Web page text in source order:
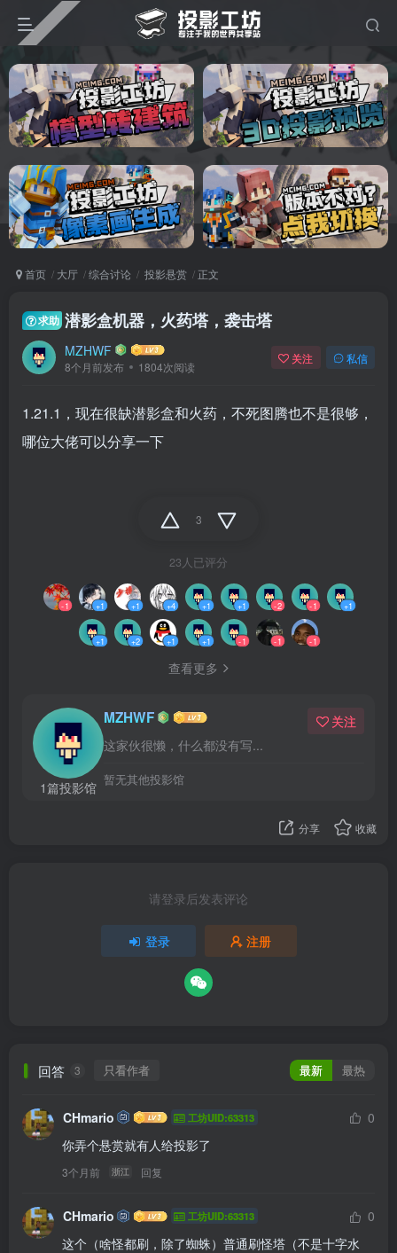
首页 大厅 综合讨论 投影悬赏 正文
求助 潜影盒机器，火药塔，袭击塔
MZHWF
8个月前发布 1804次阅读
关注 私信
1.21.1，现在很缺潜影盒和火药，不死图腾也不是很够，
哪位大佬可以分享一下
3
23人已评分
-1 +1 +1 +4 +1 +1 -2 -1 +1
+1 +2 +1 +1 -1 -1 -1
查看更多
1篇投影馆
MZHWF
这家伙很懒，什么都没有写...
关注
暂无其他投影馆
分享 收藏
请登录后发表评论
登录 注册
回答 3 只看作者 最新 最热
CHmario 工坊UID:63313
0
你弄个悬赏就有人给投影了
3个月前 浙江 回复
CHmario 工坊UID:63313
0
这个（啥怪都刷，除了蜘蛛）普通刷怪塔（不是十字水